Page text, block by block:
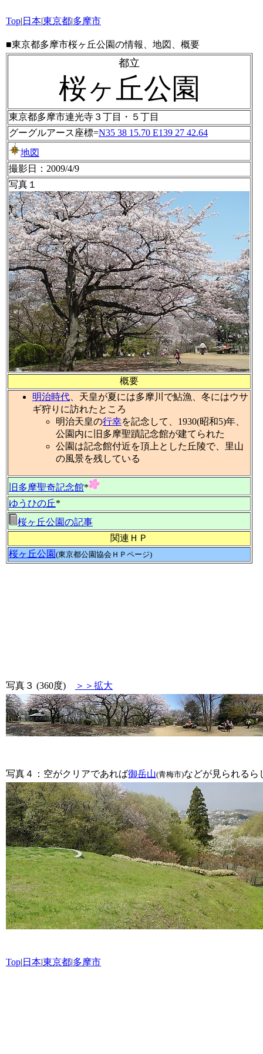
Top| 日本|東京都|多摩市
■東京都多摩市桜ヶ丘公園の情報、地図、概要
都立
桜ヶ丘公園
東京都多摩市連光寺３丁目・５丁目
グーグルアース座標=N35 38 15.70 E139 27 42.64
地図
撮影日：2009/4/9
写真１
概要
明治時代 、天皇が夏には多摩川で鮎漁、冬にはウサ
ギ狩りに訪れたところ
明治天皇の行幸を記念して、1930(昭和5)年、
公園内に旧多摩聖蹟記念館が建てられた
公園は記念館付近を頂上とした丘陵で、里山
の風景を残している
旧多摩聖奇記念館*
ゆうひの丘*
桜ヶ丘公園の記事
関連ＨＰ
桜ヶ丘公園 (東京都公園協会ＨＰページ)
Top| 日本|東京都|多摩市
写真４：空がクリアであれば御岳山(青梅市)などが見られるら
写真３ (360度) ＞＞拡大